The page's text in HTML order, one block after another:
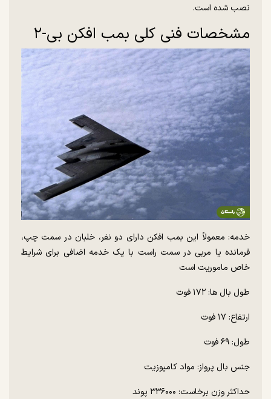
نصب شده است.
مشخصات فنی کلی بمب افکن بی-۲
خدمه: معمولاً این بمب افکن دارای دو نفر، خلبان در سمت چپ،
فرمانده یا مربی در سمت راست با یک خدمه اضافی برای شرایط
خاص ماموریت است
طول بال ها: ۱۷۲ فوت
ارتفاع: ۱۷ فوت
طول: ۶۹ فوت
جنس بال پرواز: مواد کامپوزیت
حداکثر وزن برخاست: ۳۳۶۰۰۰ پوند